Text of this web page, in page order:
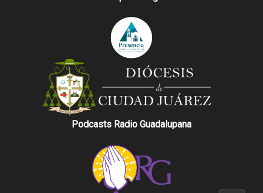
Podcasts Radio Guadalupana